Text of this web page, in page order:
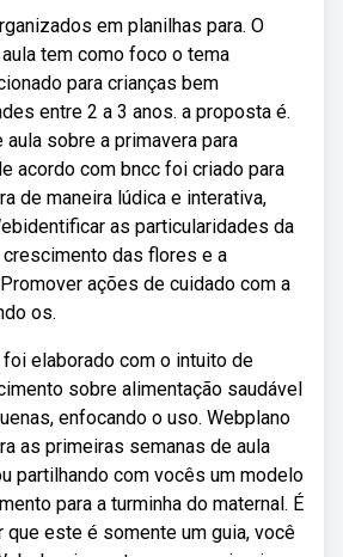
em planilhas para. O
tem como foco o tema
para crianças bem
entre 2 a 3 anos. a proposta é.
sobre a primavera para
acordo com bncc foi criado para
de maneira lúdica e interativa,
as particularidades da
das flores e a
ações de cuidado com a
os.
foi elaborado com o intuito de
sobre alimentação saudável
enfocando o uso. Webplano
as primeiras semanas de aula
partilhando com vocês um modelo
para a turminha do maternal. É
que este é somente um guia, você